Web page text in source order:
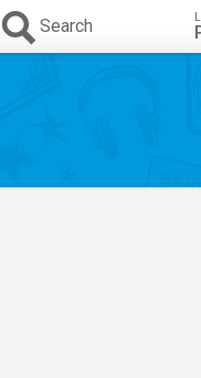
Search